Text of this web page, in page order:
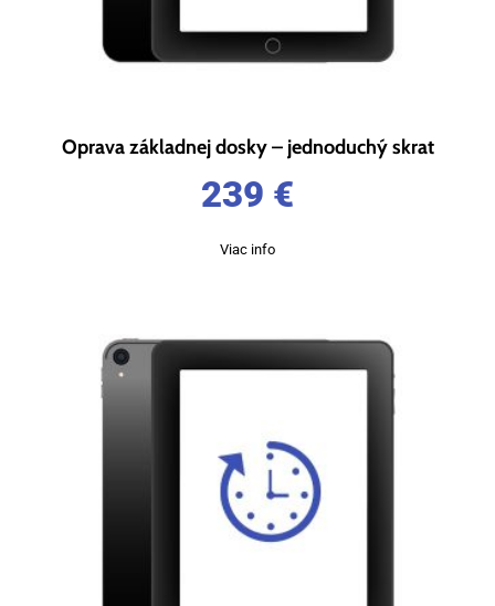
Oprava základnej dosky – jednoduchý skrat
239 €
Viac info